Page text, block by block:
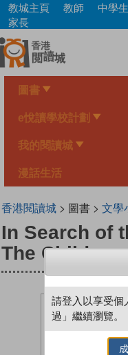
Skip
main
content
教城主頁 教師 中學生
家長
圖書
e悅讀學校計劃
我的閱讀城
漫話生活
香港閱讀城> 圖書 > 文學
In Search of
The Children
請登入以享受個
過」繼續瀏覽。